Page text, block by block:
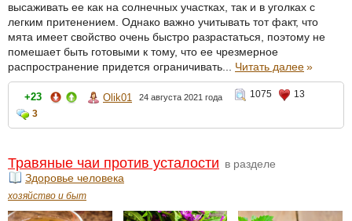
высаживать ее как на солнечных участках, так и в уголках с
легким притенением. Однако важно учитывать тот факт, что
мята имеет свойство очень быстро разрастаться, поэтому не
помешает быть готовыми к тому, что ее чрезмерное
распространение придется ограничивать... Читать далее»
+23 Olik01 24 августа 2021 года 1075
13
3
Травяные чаи против усталости в разделе
Здоровье человека
хозяйство и быт